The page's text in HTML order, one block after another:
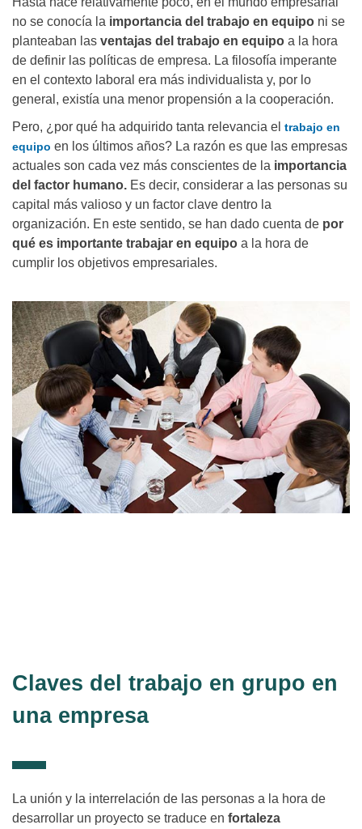
no se conocía la importancia del trabajo en equipo ni se
planteaban las ventajas del trabajo en equipo a la hora
de definir las políticas de empresa. La filosofía imperante
en el contexto laboral era más individualista y, por lo
general, existía una menor propensión a la cooperación.
Pero, ¿por qué ha adquirido tanta relevancia el trabajo en
equipo en los últimos años? La razón es que las empresas
actuales son cada vez más conscientes de la importancia
del factor humano. Es decir, considerar a las personas su
capital más valioso y un factor clave dentro la
organización. En este sentido, se han dado cuenta de por
qué es importante trabajar en equipo a la hora de
cumplir los objetivos empresariales.
Claves del trabajo en grupo en
una empresa
La unión y la interrelación de las personas a la hora de
desarrollar un proyecto se traduce en fortaleza